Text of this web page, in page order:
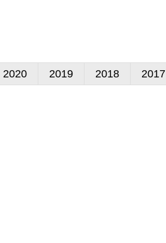
2020 2019 2018 2017